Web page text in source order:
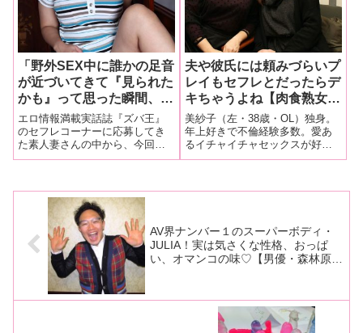
「野外SEX中に誰かの足音
が近づいてきて『見られた
かも』って思った瞬間、異
常なほど興奮してしまっ
て…」変態露出狂人妻34
歳の赤裸々ハメ撮り公
開！！
エロ情報満載実話誌『ズバ王』
のセフレコーナーに応募してき
た素人妻さんの中から、今回は
性欲が抑えきれないというスケ
夫や彼氏には頼みづらいプ
レイもセフレとだったらデ
キちゃうよね【肉食熟女座
談会】あなたにとってセフ
レとは？「ち●こを貸して
くれる人って感じ（笑）」
美紗子（左・38歳・OL）独身。
年上好きで不倫経験多数。愛あ
るイチャイチャセックスが好き
だけど、スポーツセックスも複
AV界ナンバー１のスーパーボディ・
JULIA！実は気さくな性格、おっぱ
い、オマンコの味♡【男優・森林原⼈
さに神乳」